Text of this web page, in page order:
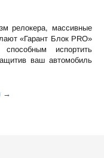
релокера, массивные
«Гарант Блок PRO»
испортить
ваш автомобиль
→